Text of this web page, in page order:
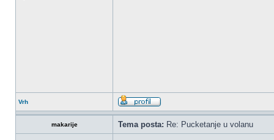
Vrh
makarije Tema posta: Re: Pucketanje u volanu